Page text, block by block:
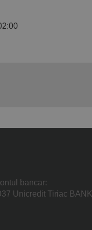
bancar:
Unicredit Tiriac BANK